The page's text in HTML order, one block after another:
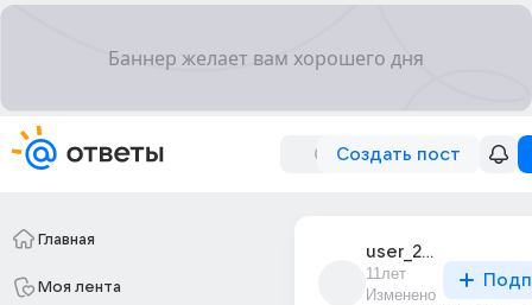
Создать пост
Главная
Моя лента
user_21616905
11лет
Изменено